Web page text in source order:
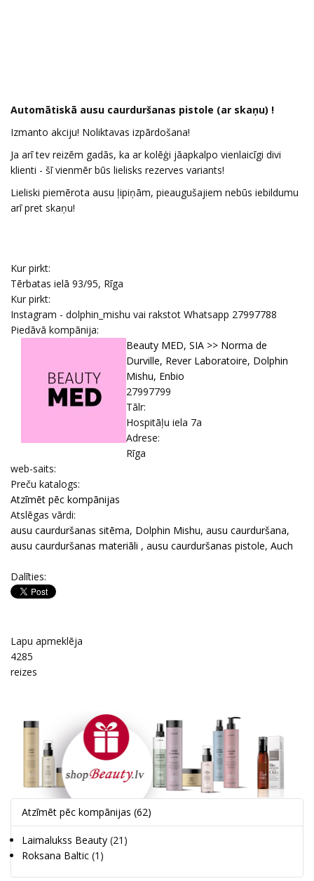
Automātiskā ausu caurduršanas pistole (ar skaņu) !
Izmanto akciju! Noliktavas izpārdošana!
Ja arī tev reizēm gadās, ka ar kolēģi jāapkalpo vienlaicīgi divi
klienti - šī vienmēr būs lielisks rezerves variants!
Lieliski piemērota ausu ļipiņām, pieaugušajiem nebūs iebildumu
arī pret skaņu!
Kur pirkt:
Tērbatas ielā 93/95, Rīga
Kur pirkt:
Instagram - dolphin_mishu vai rakstot Whatsapp 27997788
Piedāvā kompānija:
Beauty MED, SIA >> Norma de
Durville, Rever Laboratoire, Dolphin
Mishu, Enbio
27997799
Tālr:
Hospitāļu iela 7a
Adrese:
Rīga
web-saits:
Prеču katalogs:
Atzīmēt pēc kompānijas
Atslēgas vārdi:
ausu caurduršanas sitēma, Dolphin Mishu, ausu caurduršana,
ausu caurduršanas materiāli , ausu caurduršanas pistole, Auch
Dalīties:
Lapu apmeklēja
4285
reizes
Atzīmēt pēc kompānijas (62)
Laimalukss Beauty (21)
Roksana Baltic (1)